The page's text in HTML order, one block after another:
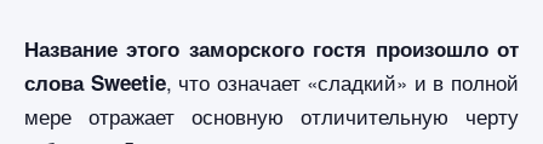
Название этого заморского гостя произошло от
слова Sweetie, что означает «сладкий» и в полной
мере отражает основную отличительную черту